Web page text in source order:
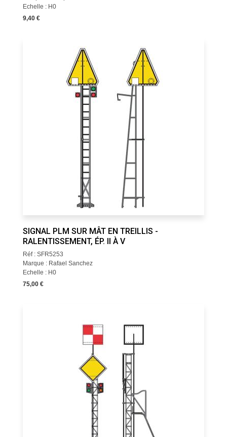
Echelle : H0
9,40 €
SIGNAL PLM SUR MÂT EN TREILLIS -
RALENTISSEMENT, ÉP. II À V
Réf : SFR5253
Marque : Rafael Sanchez
Echelle : H0
75,00 €